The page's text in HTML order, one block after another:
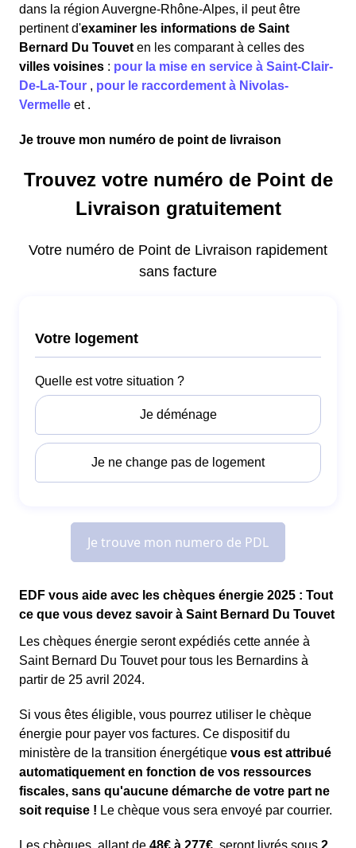
dans la région Auvergne-Rhône-Alpes, il peut être
pertinent d'examiner les informations de Saint
Bernard Du Touvet en les comparant à celles des
villes voisines : pour la mise en service à Saint-Clair-
De-La-Tour , pour le raccordement à Nivolas-
Vermelle et .
Je trouve mon numéro de point de livraison
EDF vous aide avec les chèques énergie 2025 : Tout
ce que vous devez savoir à Saint Bernard Du Touvet
Les chèques énergie seront expédiés cette année à
Saint Bernard Du Touvet pour tous les Bernardins à
partir de 25 avril 2024.
Si vous êtes éligible, vous pourrez utiliser le chèque
énergie pour payer vos factures. Ce dispositif du
ministère de la transition énergétique vous est attribué
automatiquement en fonction de vos ressources
fiscales, sans qu'aucune démarche de votre part ne
soit requise ! Le chèque vous sera envoyé par courrier.